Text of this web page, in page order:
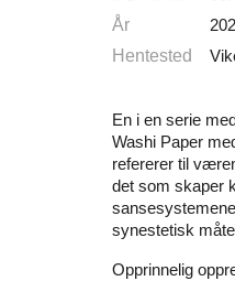
År
Hentested
En i en serie
Washi Paper
refererer til
det som skaper
synestetisk
Opprinnelig